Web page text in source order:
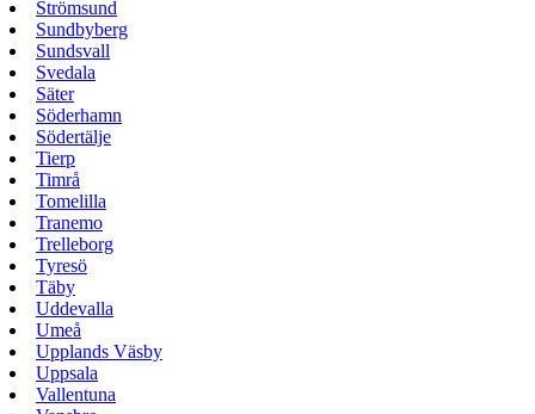
Strömsund
Sundbyberg
Sundsvall
Svedala
Säter
Söderhamn
Södertälje
Tierp
Timrå
Tomelilla
Tranemo
Trelleborg
Tyresö
Täby
Uddevalla
Umeå
Upplands Väsby
Uppsala
Vallentuna